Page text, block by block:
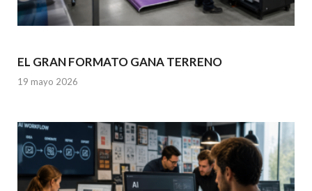
EL GRAN FORMATO GANA TERRENO
19 mayo 2026